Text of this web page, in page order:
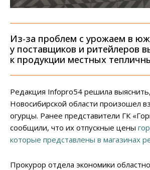
Из-за проблем с урожаем в
у поставщиков и ритейлеров
к продукции местных
Редакция Infopro54 решила
Новосибирской области произошел
огурцы. Ранее представители ГК
сообщили, что их отпускные цены
которые представлены в магазинах
Прокурор отдела экономики